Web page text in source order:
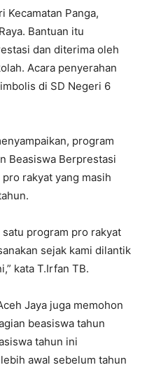
Kecamatan Panga,
Bantuan itu
dan diterima oleh
Acara penyerahan
di SD Negeri 6
program
Beasiswa Berprestasi
rakyat yang masih
program pro rakyat
sejak kami dilantik
kata T.Irfan TB.
Jaya juga memohon
beasiswa tahun
tahun ini
awal sebelum tahun